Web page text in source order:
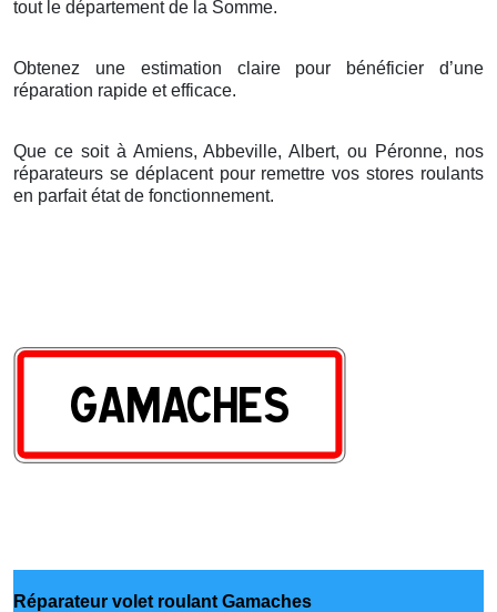
tout le département de la Somme.
Obtenez une estimation claire pour bénéficier d’une
réparation rapide et efficace.
Que ce soit à Amiens, Abbeville, Albert, ou Péronne, nos
réparateurs se déplacent pour remettre vos stores roulants
en parfait état de fonctionnement.
Réparateur volet roulant Gamaches